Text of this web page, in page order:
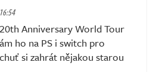
Anniversary World Tour
ho na PS i switch pro
si zahrát nějakou starou